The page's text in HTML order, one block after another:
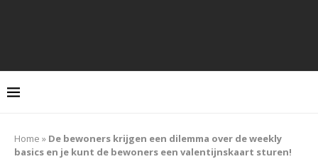
Home » De bewoners krijgen een dilemma over de weekly
basics en je kunt de bewoners een valentijnskaart sturen!